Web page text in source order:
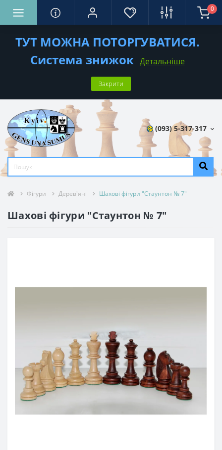
ТУТ МОЖНА ПОТОРГУВАТИСЯ.
Система знижок Детальніше
Закрити
0
(093) 5-317-317
Фігури Дерев'яні Шахові фігури "Стаунтон № 7"
Шахові фігури "Стаунтон № 7"